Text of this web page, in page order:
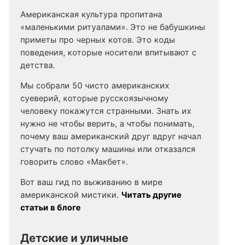
Американская культура пропитана
«маленькими ритуалами». Это не бабушкины
приметы про черных котов. Это коды
поведения, которые носители впитывают с
детства.
Мы собрали 50 чисто американских
суеверий, которые русскоязычному
человеку покажутся странными. Знать их
нужно не чтобы верить, а чтобы понимать,
почему ваш американский друг вдруг начал
стучать по потолку машины или отказался
говорить слово «Макбет».
Вот ваш гид по выживанию в мире
американской мистики. Читать другие
статьи в блоге
Детские и уличные